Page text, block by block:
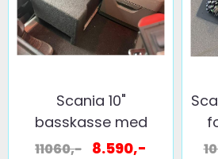
Scania 10"
basskasse med
element, 24v ...
11060,- 8.590,-